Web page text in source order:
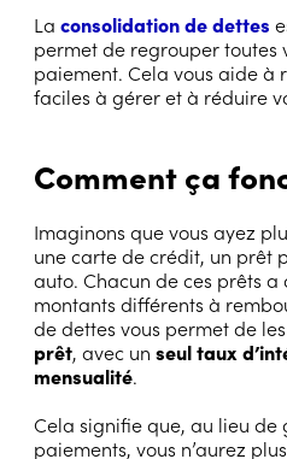
La consolidation de dettes
permet de regrouper toutes
paiement. Cela vous aide à
faciles à gérer et à réduire
Comment ça
Imaginons que vous ayez
une carte de crédit, un prêt
auto. Chacun de ces prêts a
montants différents à
de dettes vous permet de
prêt, avec un seul taux
mensualité.
Cela signifie que, au lieu de
paiements, vous n’aurez